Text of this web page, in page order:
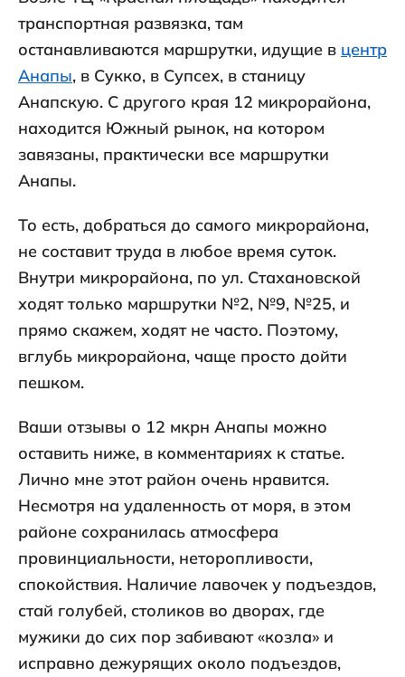
транспортная развязка, там
останавливаются маршрутки, идущие в центр
Анапы, в Сукко, в Супсех, в станицу
Анапскую. С другого края 12 микрорайона,
находится Южный рынок, на котором
завязаны, практически все маршрутки
Анапы.
То есть, добраться до самого микрорайона,
не составит труда в любое время суток.
Внутри микрорайона, по ул. Стахановской
ходят только маршрутки №2, №9, №25, и
прямо скажем, ходят не часто. Поэтому,
вглубь микрорайона, чаще просто дойти
пешком.
Ваши отзывы о 12 мкрн Анапы можно
оставить ниже, в комментариях к статье.
Лично мне этот район очень нравится.
Несмотря на удаленность от моря, в этом
районе сохранилась атмосфера
провинциальности, неторопливости,
спокойствия. Наличие лавочек у подъездов,
стай голубей, столиков во дворах, где
мужики до сих пор забивают «козла» и
исправно дежурящих около подъездов,